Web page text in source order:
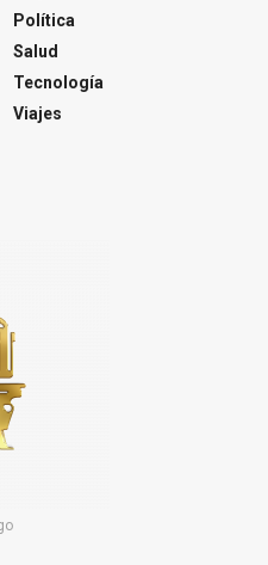
Política
Salud
Tecnología
Viajes